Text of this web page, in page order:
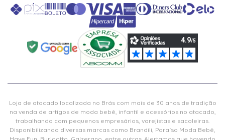
Loja de atacado localizada no Brás com mais de 30 anos de tradição
na venda de artigos de moda bebê, infantil e acessórios no atacado,
trabalhando com pequenos empresários, varejistas e sacoleiras.
Disponibilizando diversas marcas como Brandili, Paraíso Moda Bebê,